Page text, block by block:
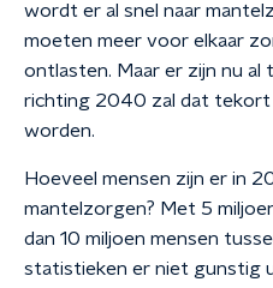
wordt er al snel naar
moeten meer voor elkaar
ontlasten. Maar er zijn nu
richting 2040 zal dat tekort
worden.
Hoeveel mensen zijn er in
mantelzorgen? Met 5
dan 10 miljoen mensen
statistieken er niet gunstig